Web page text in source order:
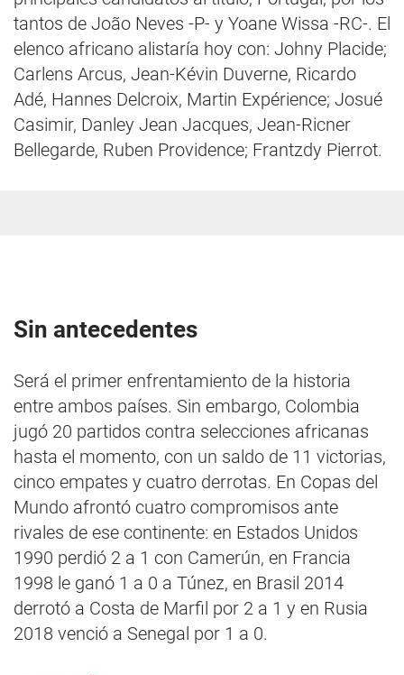
tantos de João Neves -P- y Yoane Wissa -RC-. El
elenco africano alistaría hoy con: Johny Placide;
Carlens Arcus, Jean-Kévin Duverne, Ricardo
Adé, Hannes Delcroix, Martin Expérience; Josué
Casimir, Danley Jean Jacques, Jean-Ricner
Bellegarde, Ruben Providence; Frantzdy Pierrot.
Sin antecedentes
Será el primer enfrentamiento de la historia
entre ambos países. Sin embargo, Colombia
jugó 20 partidos contra selecciones africanas
hasta el momento, con un saldo de 11 victorias,
cinco empates y cuatro derrotas. En Copas del
Mundo afrontó cuatro compromisos ante
rivales de ese continente: en Estados Unidos
1990 perdió 2 a 1 con Camerún, en Francia
1998 le ganó 1 a 0 a Túnez, en Brasil 2014
derrotó a Costa de Marfil por 2 a 1 y en Rusia
2018 venció a Senegal por 1 a 0.